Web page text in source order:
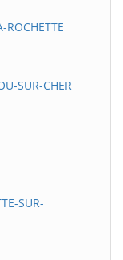
SUR-CHER
SUR-